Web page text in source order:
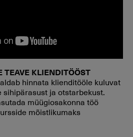
TEAVE KLIENDITÖÖST
hinnata klienditööle kuluvat
ja otstarbekust.
müügiosakonna töö
mõistlikumaks